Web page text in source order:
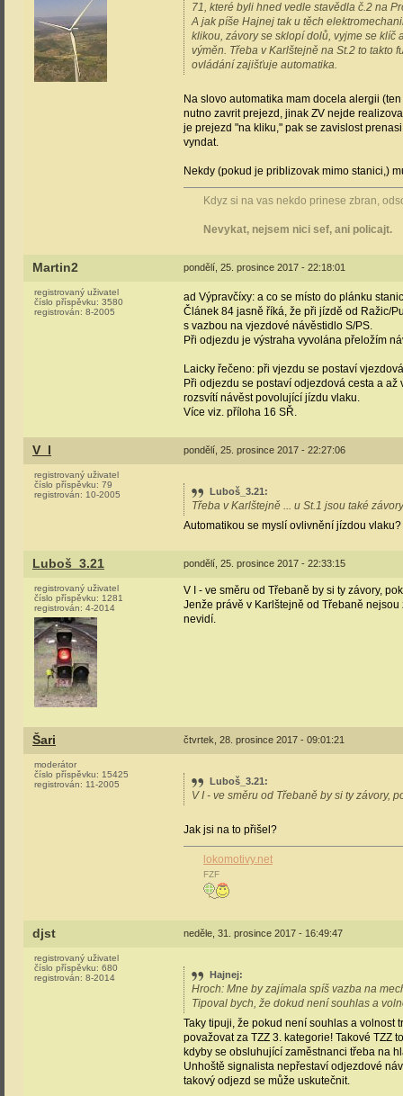
71, které byli hned vedle stavědla č.2 na
A jak píše Hajnej tak u těch
klikou, závory se sklopí dolů, vyjme se klíč
výměn. Třeba v Karlštejně na St.2 to takto
ovládání zajišťuje automatika.
Na slovo automatika mam docela alergii
nutno zavrit prejezd, jinak ZV nejde
je prejezd "na kliku," pak se zavislost
vyndat.
Nekdy (pokud je priblizovak mimo stanici,)
Kdyz si na vas nekdo prinese zbran,
Nevykat, nejsem nici sef, ani policajt.
Martin2 pondělí, 25. prosince 2017 - 22:18:01
registrovaný uživatel
číslo příspěvku: 3580
registrován: 8-2005
ad Výpravčíxy: a co se místo do plánku
Článek 84 jasně říká, že při jízdě od Ražic/
s vazbou na vjezdové návěstidlo S/PS.
Při odjezdu je výstraha vyvolána přeložím
Laicky řečeno: při vjezdu se postaví
Při odjezdu se postaví odjezdová cesta a
rozsvítí návěst povolující jízdu vlaku.
Více viz. příloha 16 SŘ.
V_l pondělí, 25. prosince 2017 - 22:27:06
registrovaný uživatel
číslo příspěvku: 79
registrován: 10-2005 Luboš_3.21:
Třeba v Karlštejně ... u St.1 jsou také
Automatikou se myslí ovlivnění jízdou
Luboš_3.21 pondělí, 25. prosince 2017 - 22:33:15
registrovaný uživatel
číslo příspěvku: 1281
registrován: 4-2014
V I - ve směru od Třebaně by si ty závory,
Jenže právě v Karlštejně od Třebaně
nevidí.
Šari čtvrtek, 28. prosince 2017 - 09:01:21
moderátor
číslo příspěvku: 15425
registrován: 11-2005 Luboš_3.21:
V I - ve směru od Třebaně by si ty závory,
Jak jsi na to přišel?
lokomotivy.net
FZF
djst neděle, 31. prosince 2017 - 16:49:47
registrovaný uživatel
číslo příspěvku: 680
registrován: 8-2014 Hajnej:
Hroch: Mne by zajímala spíš vazba na
Tipoval bych, že dokud není souhlas a
Taky tipuji, že pokud není souhlas a volnost
považovat za TZZ 3. kategorie! Takové TZZ
kdyby se obsluhující zaměstnanci třeba na
Unhoště signalista nepřestaví odjezdové
takový odjezd se může uskutečnit.